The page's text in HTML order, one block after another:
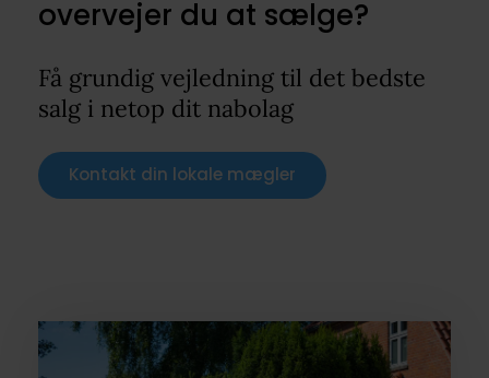
overvejer du at sælge?
Få grundig vejledning til det bedste
salg i netop dit nabolag
Kontakt din lokale mægler